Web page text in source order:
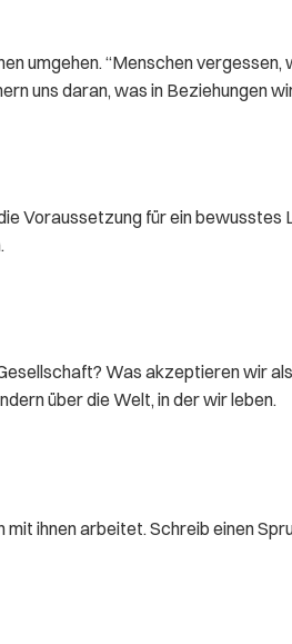
umgehen. “Menschen
uns daran, was in Beziehungen
Voraussetzung für ein
Was akzeptieren wir
über die Welt, in der wir leben.
ihnen arbeitet. Schreib einen